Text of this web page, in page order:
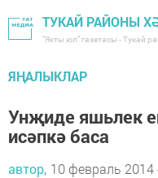
ТУКАЙ РАЙОНЫ
"Якты юл" газетасы - Тукай
ЯҢАЛЫКЛАР
Унҗиде яшьлек
исәпкә баса
автор, 10 февраль 2014